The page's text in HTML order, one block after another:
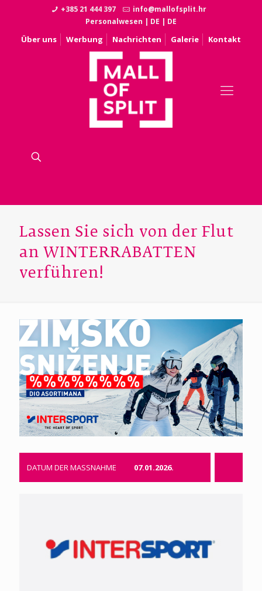
+385 21 444 397
info@mallofsplit.hr
Personalwesen | DE | DE
Über uns Werbung Nachrichten Galerie Kontakt
Lassen Sie sich von der Flut
an WINTERRABATTEN
verführen!
DATUM DER MASSNAHME 07.01.2026.